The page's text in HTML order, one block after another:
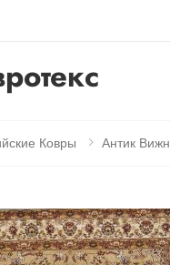
меню
Ковры Антик Вижн